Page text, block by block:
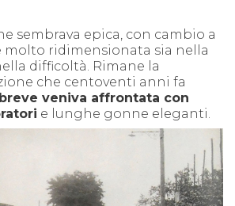
sembrava epica, con cambio a
molto ridimensionata sia nella
difficoltà. Rimane la
che centoventi anni fa
veniva affrontata con
e lunghe gonne eleganti.